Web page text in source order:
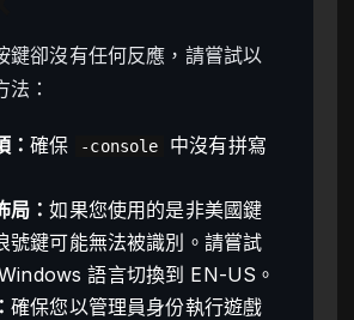
鍵卻沒有任何反應，請嘗試以
：
：確保 -console
中沒有拼寫
局：如果您使用的是非美國鍵
號鍵可能無法被識別。請嘗試
語言切換到 EN-US。
確保您以管理員身份執行遊戲